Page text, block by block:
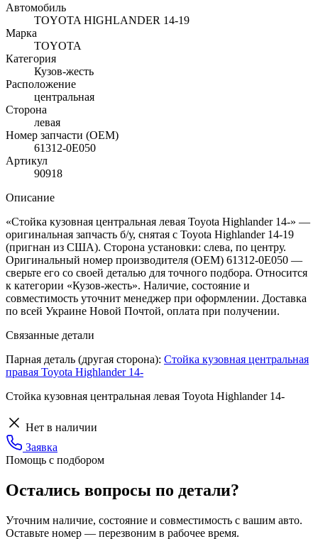
Автомобиль
TOYOTA HIGHLANDER 14-19
Марка
TOYOTA
Категория
Кузов-жесть
Расположение
центральная
Сторона
левая
Номер запчасти (OEM)
61312-0E050
Артикул
90918
Описание
«Стойка кузовная центральная левая Toyota Highlander 14-» —
оригинальная запчасть б/у, снятая с Toyota Highlander 14-19
(пригнан из США). Сторона установки: слева, по центру.
Оригинальный номер производителя (OEM) 61312-0E050 —
сверьте его со своей деталью для точного подбора. Относится
к категории «Кузов-жесть». Наличие, состояние и
совместимость уточнит менеджер при оформлении. Доставка
по всей Украине Новой Почтой, оплата при получении.
Связанные детали
Парная деталь (другая сторона): Стойка кузовная центральная
правая Toyota Highlander 14-
Стойка кузовная центральная левая Toyota Highlander 14-
Нет в наличии
Заявка
Помощь с подбором
Остались вопросы по детали?
Уточним наличие, состояние и совместимость с вашим авто.
Оставьте номер — перезвоним в рабочее время.